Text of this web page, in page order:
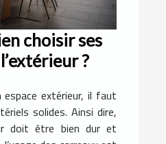
choisir ses
?
espace extérieur, il faut
solides. Ainsi dire,
doit être bien dur et